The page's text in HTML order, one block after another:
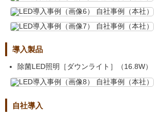
導入製品
除菌LED照明［ダウンライト］（16.8W）
自社導入